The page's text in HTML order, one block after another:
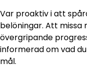
Var proaktiv i att
belöningar. Att missa
övergripande
informerad om vad
mål.